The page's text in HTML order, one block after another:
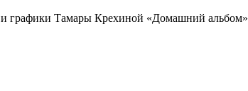
графики Тамары Крехиной «Домашний альбом»